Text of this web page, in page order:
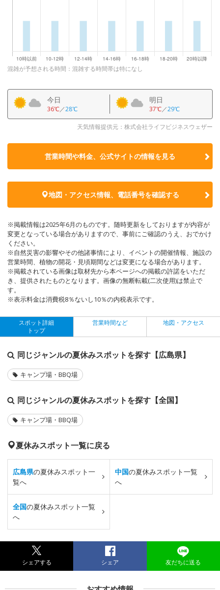
混雑が予想される時間：混雑する時間帯は特になし
今日
36℃／28℃
明日
37℃／29℃
天気情報提供元：株式会社ライフビジネスウェザー
営業時間や料金、公式サイトの情報を見る
地図・アクセス情報、電話番号を確認する
※掲載情報は2025年6月のものです。随時更新をしておりますが内容が
変更となっている場合がありますので、事前にご確認のうえ、おでかけ
ください。
※自然災害の影響やその他諸事情により、イベントの開催情報、施設の
営業時間、植物の開花・見頃期間などは変更になる場合があります。
※掲載されている画像は取材先から本ページへの掲載の許諾をいただ
き、提供されたものとなります。画像の無断転載(二次使用)は禁止で
す。
※表示料金は消費税8％ないし10％の内税表示です。
スポット詳細
トップ
営業時間など 地図・アクセス
同じジャンルの夏休みスポットを探す【広島県】
キャンプ場・BBQ場
同じジャンルの夏休みスポットを探す【全国】
キャンプ場・BBQ場
夏休みスポット一覧に戻る
広島県の夏休みスポット一
覧へ
中国の夏休みスポット一覧
へ
全国の夏休みスポット一覧
へ
シェアする シェア 友だちに送る